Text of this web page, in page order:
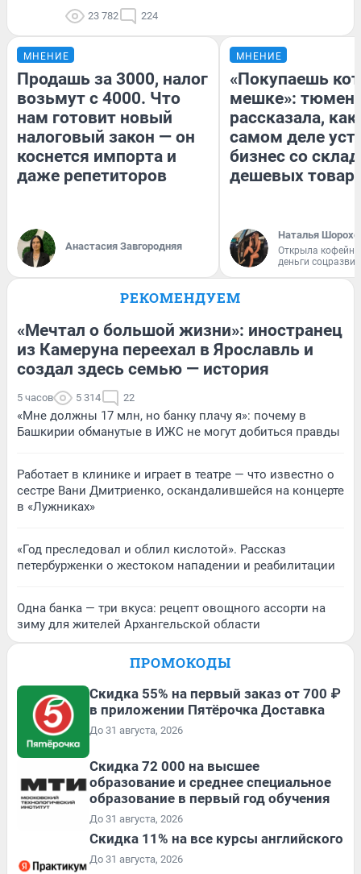
23 782 224
МНЕНИЕ
Продашь за 3000, налог
возьмут с 4000. Что
нам готовит новый
налоговый закон — он
коснется импорта и
даже репетиторов
Анастасия Завгородняя
МНЕНИЕ
«Покупаешь
мешке»:
рассказала, как
самом деле
бизнес со
дешевых
Наталья
Открыла
деньги
РЕКОМЕНДУЕМ
«Мечтал о большой жизни»: иностранец
из Камеруна переехал в Ярославль и
создал здесь семью — история
5 часов 5 314 22
«Мне должны 17 млн, но банку плачу я»: почему в
Башкирии обманутые в ИЖС не могут добиться правды
Работает в клинике и играет в театре — что известно о
сестре Вани Дмитриенко, оскандалившейся на концерте
в «Лужниках»
«Год преследовал и облил кислотой». Рассказ
петербурженки о жестоком нападении и реабилитации
Одна банка — три вкуса: рецепт овощного ассорти на
зиму для жителей Архангельской области
ПРОМОКОДЫ
Скидка 55% на первый заказ от 700 ₽
в приложении Пятёрочка Доставка
До 31 августа, 2026
Скидка 72 000 на высшее
образование и среднее специальное
образование в первый год обучения
До 31 августа, 2026
Скидка 11% на все курсы английского
До 31 августа, 2026